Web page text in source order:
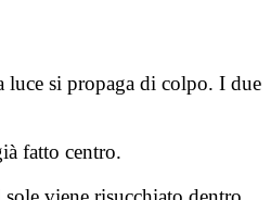
si propaga di colpo. I due
fatto centro.